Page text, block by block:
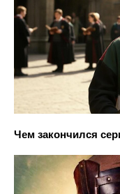
Чем закончился